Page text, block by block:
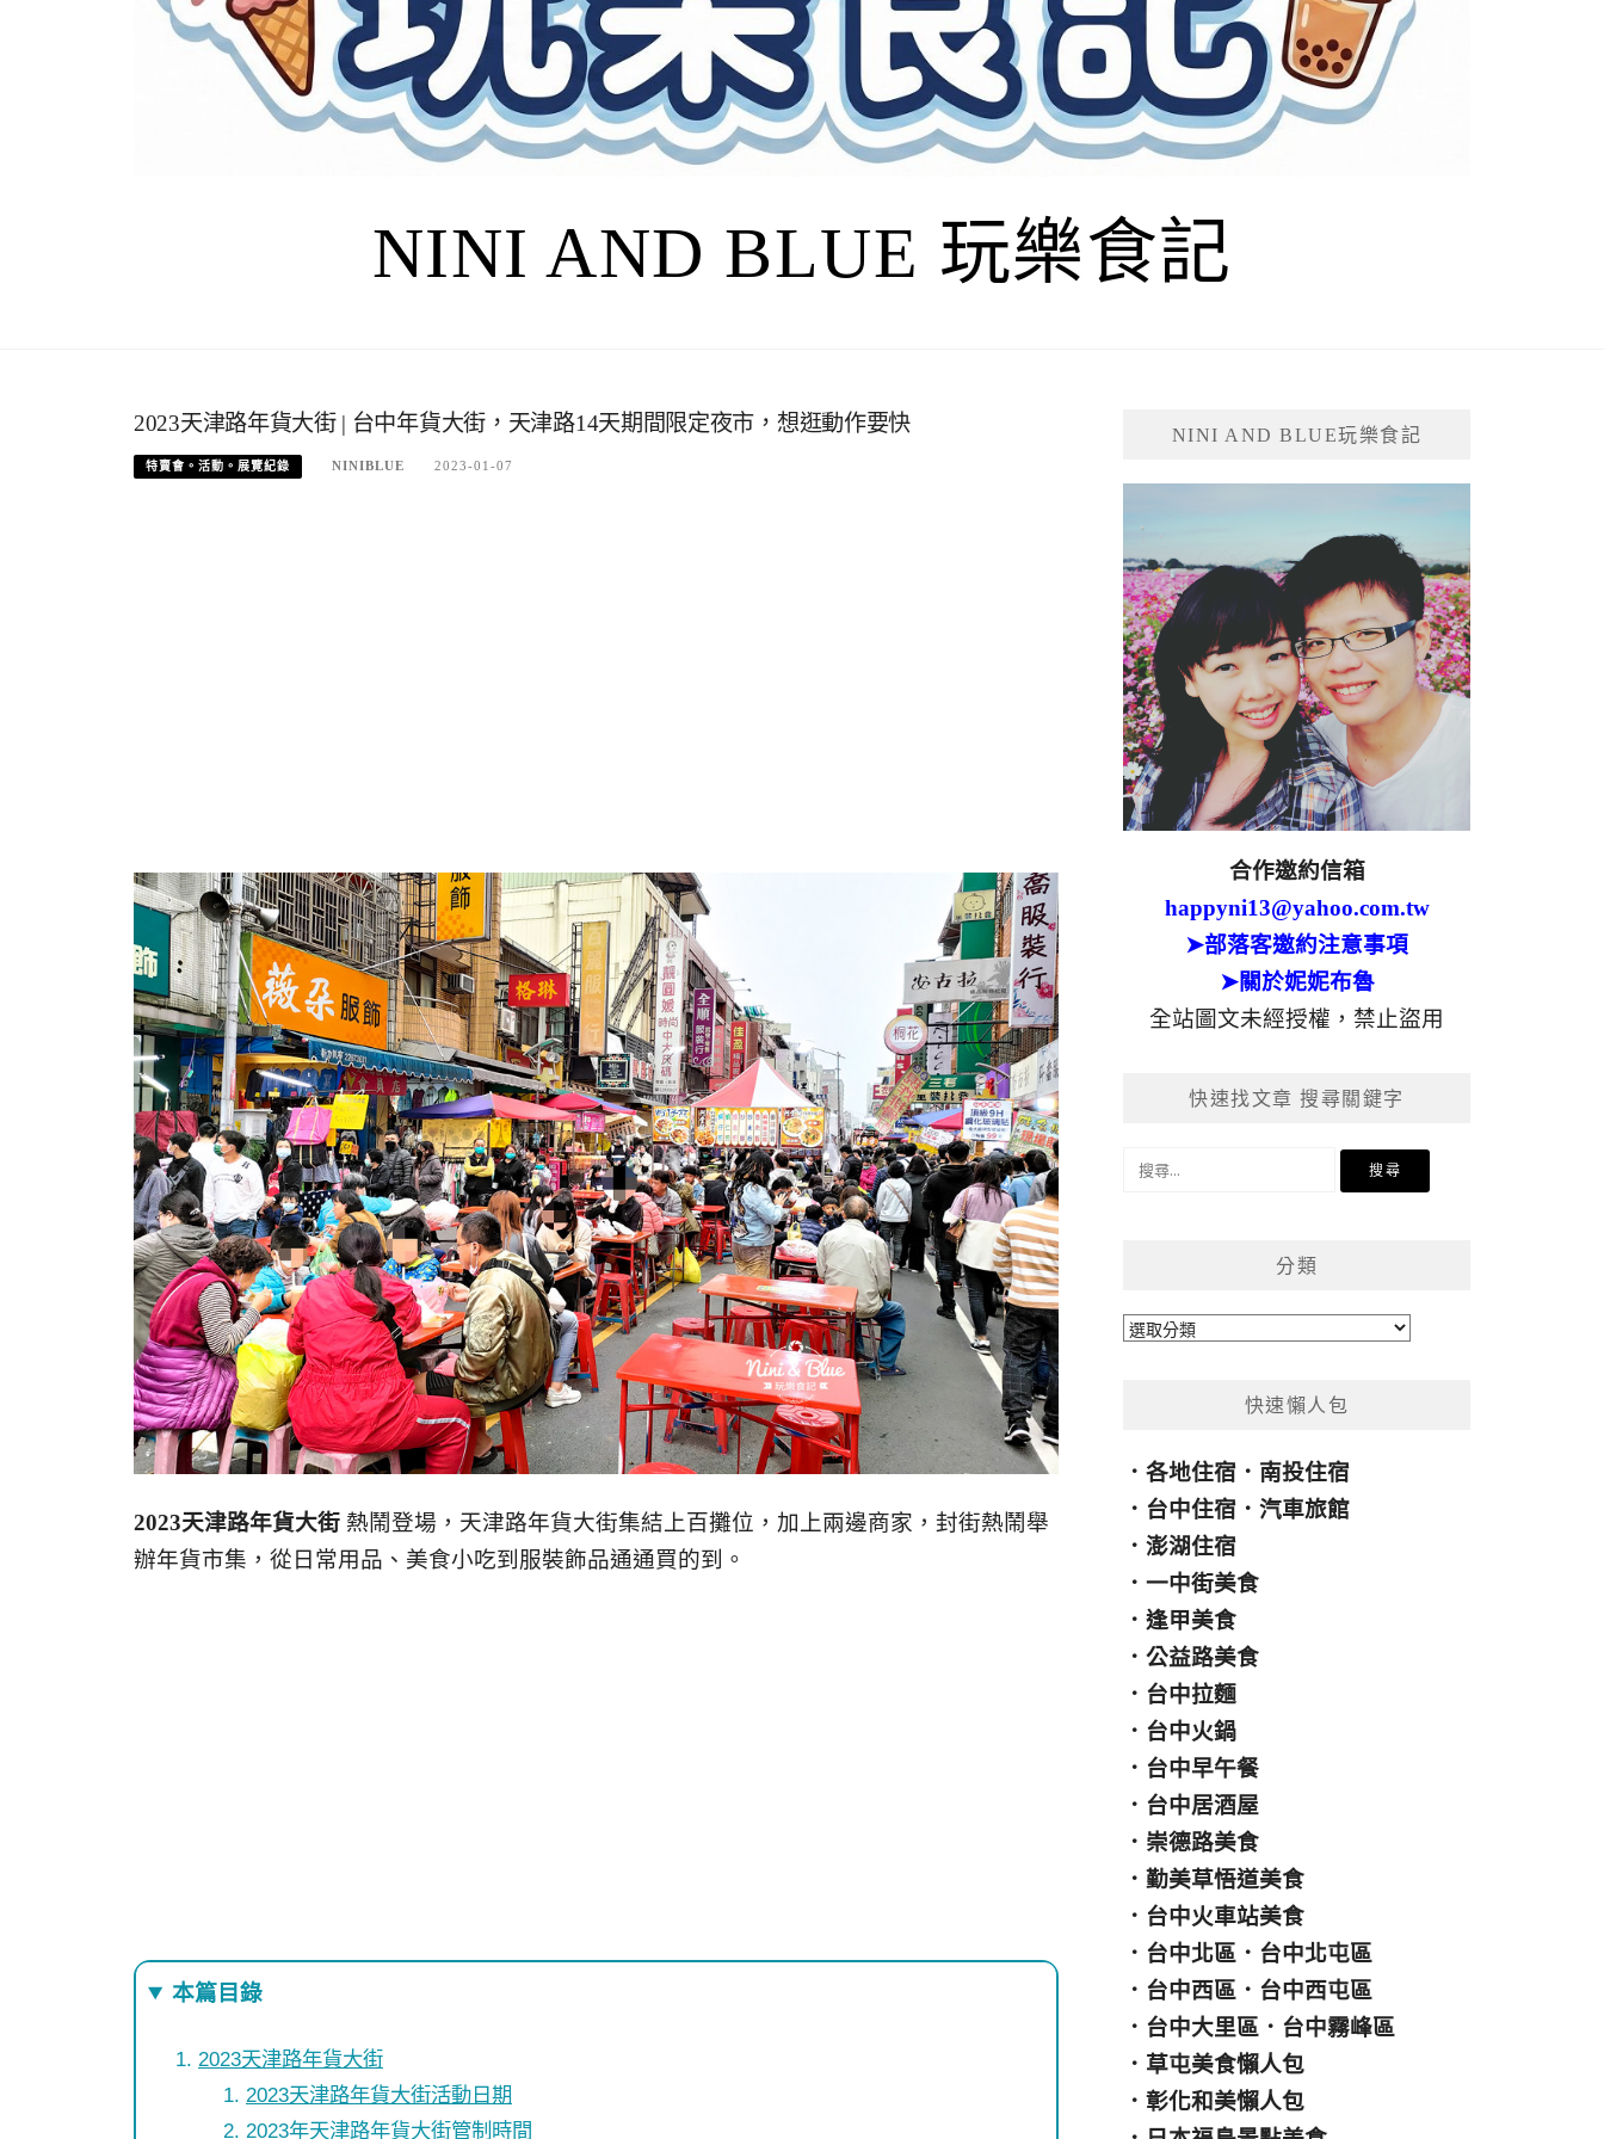
NINI AND BLUE 玩樂食記
2023天津路年貨大街 | 台中年貨大街，天津路14天期間限定夜市，想逛動作要快
特賣會。活動。展覽紀錄 NINIBLUE 2023-01-07
2023天津路年貨大街 熱鬧登場，天津路年貨大街集結上百攤位，加上兩邊商家，封街熱鬧舉
辦年貨市集，從日常用品、美食小吃到服裝飾品通通買的到。
本篇目錄
2023天津路年貨大街
2023天津路年貨大街活動日期
2023年天津路年貨大街管制時間
NINI AND BLUE玩樂食記
合作邀約信箱
happyni13@yahoo.com.tw
➤部落客邀約注意事項
➤關於妮妮布魯
全站圖文未經授權，禁止盜用
快速找文章 搜尋關鍵字
分類
分
快速懶人包
．各地住宿 ． 南投住宿
． 台中住宿 ．汽車旅館
．澎湖住宿
．一中街美食
．逢甲美食
．公益路美食
． 台中拉麵
． 台中火鍋
． 台中早午餐
． 台中居酒屋
． 崇德路美食
．勤美草悟道美食
． 台中火車站美食
． 台中北區 ． 台中北屯區
． 台中西區 ． 台中西屯區
． 台中大里區 ． 台中霧峰區
． 草屯美食懶人包
．彰化和美懶人包